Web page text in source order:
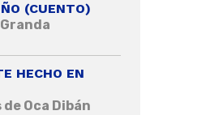
(CUENTO)
HECHO EN
Oca Dibán